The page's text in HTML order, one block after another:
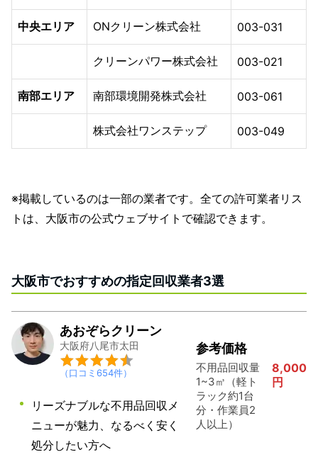
中央エリア ONクリーン株式会社 003-031
クリーンパワー株式会社 003-021
南部エリア 南部環境開発株式会社 003-061
株式会社ワンステップ 003-049
※掲載しているのは一部の業者です。全ての許可業者リス
トは、大阪市の公式ウェブサイトで確認できます。
大阪市でおすすめの指定回収業者3選
参考価格
不用品回収量
1~3㎥（軽ト
ラック約1台
分・作業員2
人以上）
8,000
円
あおぞらクリーン
大阪府八尾市太田
（口コミ 654件）
リーズナブルな不用品回収メ
ニューが魅力、なるべく安く
処分したい方へ